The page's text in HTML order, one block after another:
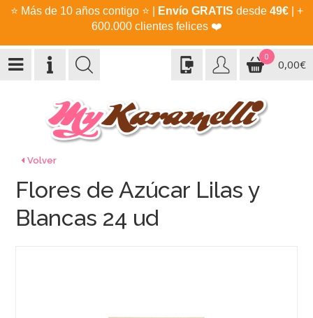
⭐ Más de 10 años contigo ⭐ Envío GRATIS desde 49€| +
600.000 clientes felices ❤️
0
0,00€
Volver
Flores de Azúcar Lilas y
Blancas 24 ud